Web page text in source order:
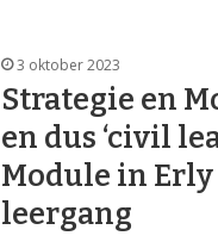
3 oktober 2023
Strategie en
en dus ‘civil
Module in
leergang